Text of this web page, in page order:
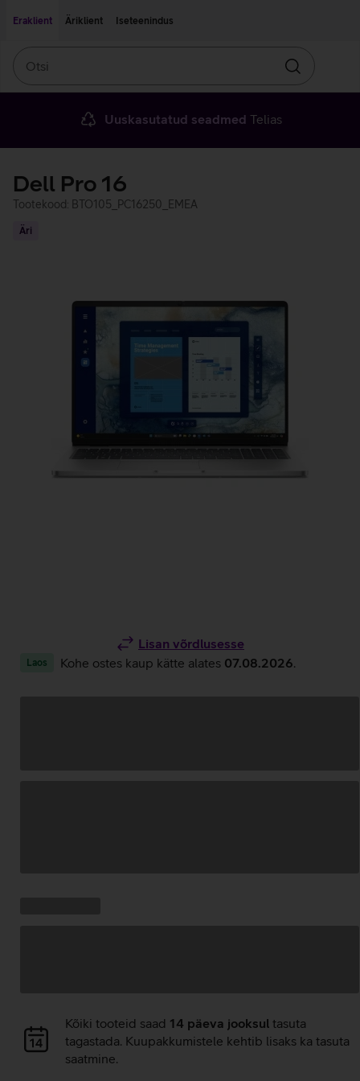
Eraklient
Äriklient Iseteenindus
Otsin
Uuskasutatud seadmed Telias
Dell Pro 16
Tootekood: BTO105_PC16250_EMEA
Äri
Lisan võrdlusesse
Laos Kohe ostes kaup kätte alates 07.08.2026
Andmete
laadimine
Kõiki tooteid saad 14 päeva jooksul tasuta
tagastada. Kuupakkumistele kehtib lisaks ka tasuta
saatmine.